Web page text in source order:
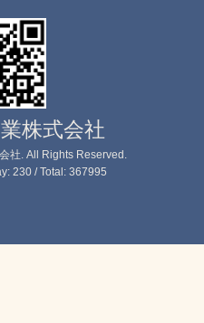
株式会社
社 . All Rights Reserved.
230/ Total: 367995